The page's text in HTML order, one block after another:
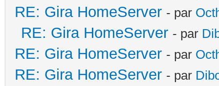
RE: Gira HomeServer - par
RE: Gira HomeServer - par
RE: Gira HomeServer - par
RE: Gira HomeServer - par